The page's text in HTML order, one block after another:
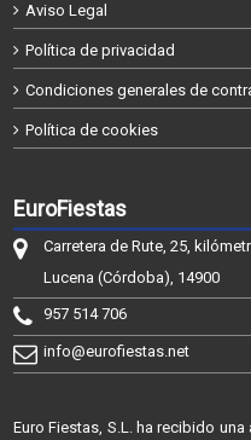
Aviso Legal
Política de privacidad
Condiciones generales de
Política de cookies
EuroFiestas
Carretera de Rute, 25,
Lucena (Córdoba), 14900
957 514 706
info@eurofiestas.net
Euro Fiestas, S.L. ha recibido